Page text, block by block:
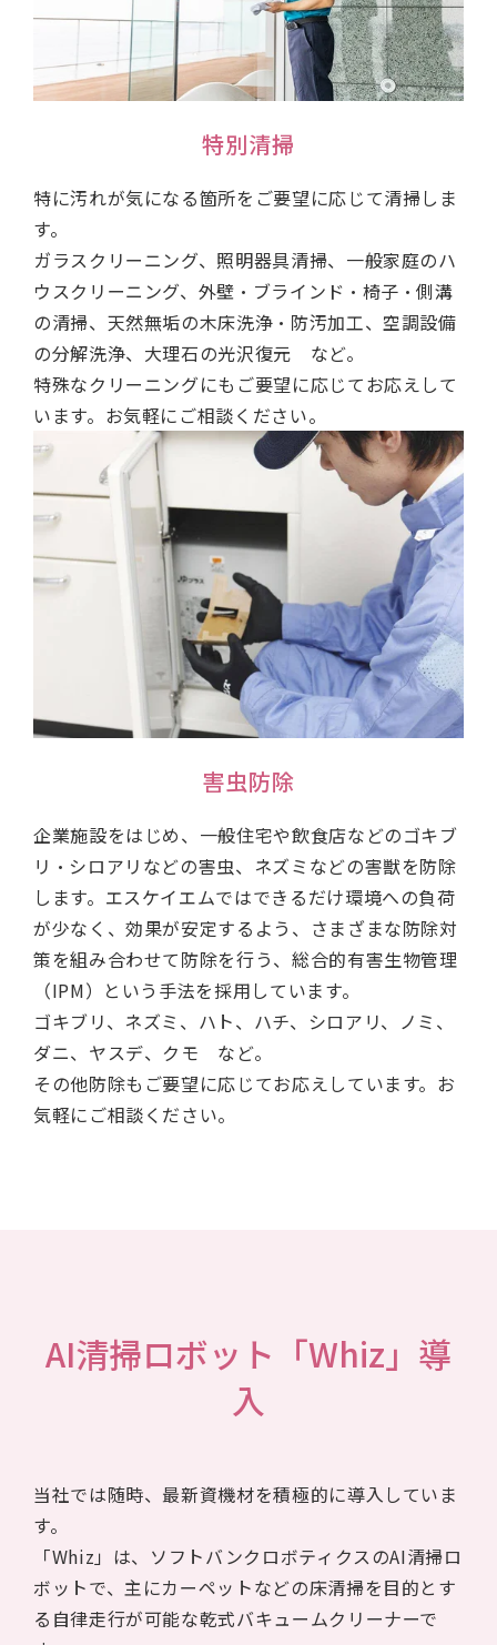
特別清掃
特に汚れが気になる箇所をご要望に応じて清掃しま
す。
ガラスクリーニング、照明器具清掃、一般家庭のハ
ウスクリーニング、外壁・ブラインド・椅子・側溝
の清掃、天然無垢の木床洗浄・防汚加工、空調設備
の分解洗浄、大理石の光沢復元 など。
特殊なクリーニングにもご要望に応じてお応えして
います。お気軽にご相談ください。
害虫防除
企業施設をはじめ、一般住宅や飲食店などのゴキブ
リ・シロアリなどの害虫、ネズミなどの害獣を防除
します。エスケイエムではできるだけ環境への負荷
が少なく、効果が安定するよう、さまざまな防除対
策を組み合わせて防除を行う、総合的有害生物管理
（IPM）という手法を採用しています。
ゴキブリ、ネズミ、ハト、ハチ、シロアリ、ノミ、
ダニ、ヤスデ、クモ など。
その他防除もご要望に応じてお応えしています。お
気軽にご相談ください。
AI清掃ロボット「Whiz」導
入
当社では随時、最新資機材を積極的に導入していま
す。
「Whiz」は、ソフトバンクロボティクスのAI清掃ロ
ボットで、主にカーペットなどの床清掃を目的とす
る自律走行が可能な乾式バキュームクリーナーで